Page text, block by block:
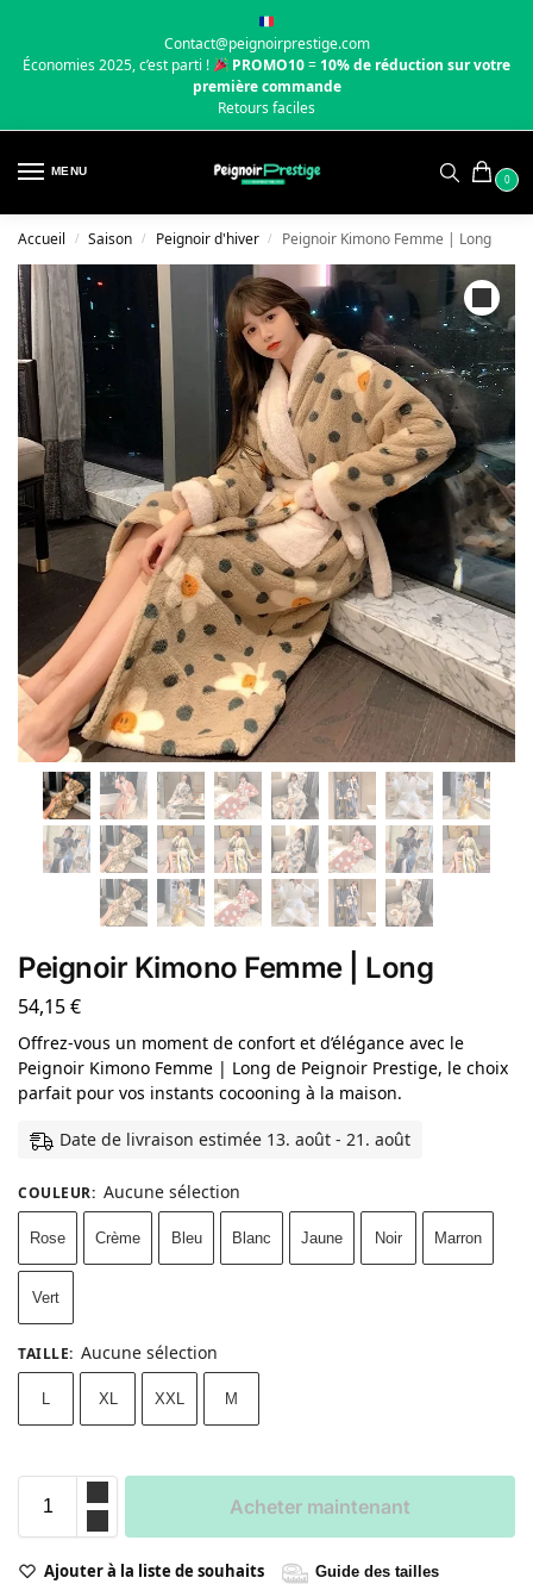
Contact@peignoirprestige.com
Économies 2025, c’est parti !
PROMO10=10% de réduction sur votre
première commande
Retours faciles
MENU
0
Accueil / Saison / Peignoir d'hiver / Peignoir Kimono Femme | Long
Peignoir Kimono Femme | Long
54,15€
Offrez-vous un moment de confort et d’élégance avec le
Peignoir Kimono Femme | Long de Peignoir Prestige, le choix
parfait pour vos instants cocooning à la maison.
Date de livraison estimée 13. août - 21. août
COULEUR: Aucune sélection
Rose Crème Bleu Blanc Jaune Noir Marron
Vert
TAILLE: Aucune sélection
L XL XXL M
Acheter maintenant
Ajouter à la liste de souhaits Guide des tailles